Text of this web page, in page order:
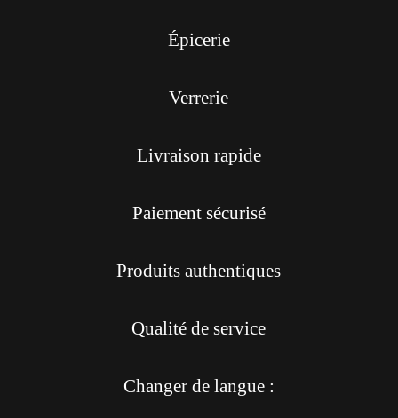
Épicerie
Verrerie
Livraison rapide
Paiement sécurisé
Produits authentiques
Qualité de service
Changer de langue :